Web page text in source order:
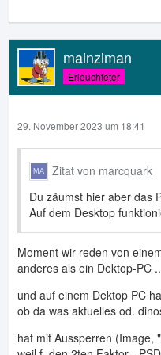
gar nicht;
jetzt nicht mit UserAgent
mainziman
Erleuchteter
29. November 2023 um 18:41
Zitat von marcquark
Du zäumst hier aber das
Auf dem Desktop
Moment wir reden von
anderes als ein Dektop-PC
und auf einem Dektop PC
ob da was aktuelles od.
hat mit Aussperren (Image,